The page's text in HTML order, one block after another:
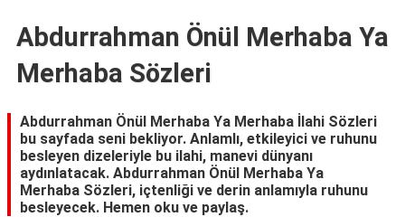
Abdurrahman Önül Merhaba Ya
Merhaba Sözleri
Abdurrahman Önül Merhaba Ya Merhaba İlahi Sözleri
bu sayfada seni bekliyor. Anlamlı, etkileyici ve ruhunu
besleyen dizeleriyle bu ilahi, manevi dünyanı
aydınlatacak. Abdurrahman Önül Merhaba Ya
Merhaba Sözleri, içtenliği ve derin anlamıyla ruhunu
besleyecek. Hemen oku ve paylaş.